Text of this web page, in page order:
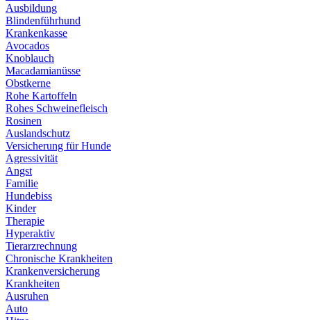
Ausbildung
Blindenführhund
Krankenkasse
Avocados
Knoblauch
Macadamianüsse
Obstkerne
Rohe Kartoffeln
Rohes Schweinefleisch
Rosinen
Auslandschutz
Versicherung für Hunde
Agressivität
Angst
Familie
Hundebiss
Kinder
Therapie
Hyperaktiv
Tierarzrechnung
Chronische Krankheiten
Krankenversicherung
Krankheiten
Ausruhen
Auto